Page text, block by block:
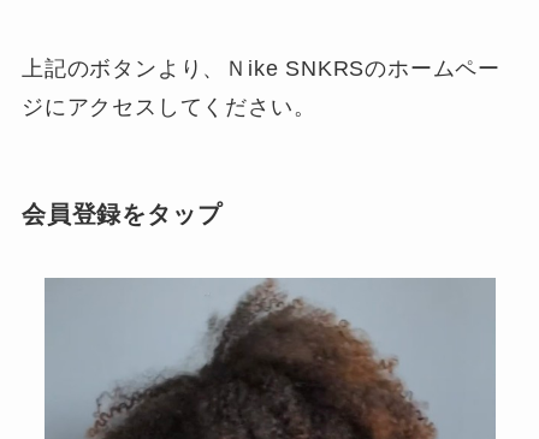
上記のボタンより、Ｎike SNKRSのホームペー
ジにアクセスしてください。
会員登録をタップ